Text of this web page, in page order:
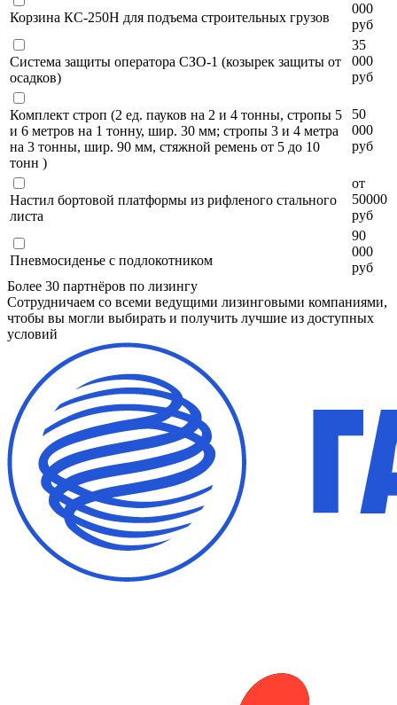
Корзина КС-250Н для подъема строительных грузов
000
руб
Система защиты оператора СЗО-1 (козырек защиты от
осадков)
35
000
руб
Комплект строп (2 ед. пауков на 2 и 4 тонны, стропы 5
и 6 метров на 1 тонну, шир. 30 мм; стропы 3 и 4 метра
на 3 тонны, шир. 90 мм, стяжной ремень от 5 до 10
тонн )
50
000
руб
Настил бортовой платформы из рифленого стального
листа
от
50000
руб
Пневмосиденье с подлокотником
90
000
руб
Более 30 партнёров по лизингу
Сотрудничаем со всеми ведущими лизинговыми компаниями,
чтобы вы могли выбирать и получить лучшие из доступных
условий